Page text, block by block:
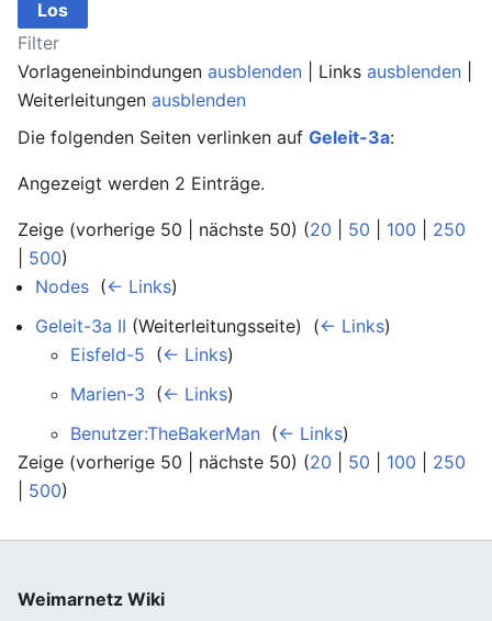
Filter
Vorlageneinbindungen ausblenden | Links ausblenden
Weiterleitungen ausblenden
Die folgenden Seiten verlinken auf Geleit-3a:
Angezeigt werden 2 Einträge.
Zeige (vorherige 50 | nächste 50) (20 50 100
250
500)
Nodes (← Links)
Geleit-3a II (Weiterleitungsseite) ‎ (← Links)
Eisfeld-5 (← Links)
Marien-3 (← Links)
Benutzer:TheBakerMan (← Links)
Zeige (vorherige 50 | nächste 50) (20 50 100
250
500)
Weimarnetz Wiki